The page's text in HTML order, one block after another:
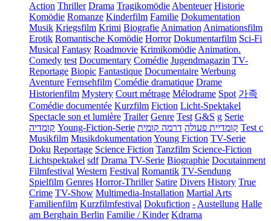
Action Thriller Drama TragikomödieAbenteuer Historie
Komödie Romanze Kinderfilm Familie Dokumentation
Musik Kriegsfilm Krimi BiografieAnimationAnimationsfilm
Erotik Romantische Komödie Horror Dokumentarfilm Sci-Fi
Musical Fantasy Roadmovie KrimikomödieAnimation.
Comedy test Documentary Comédie Jugendmagazin TV-
Reportage Biopic Fantastique Documentaire Werbung
Aventure Fernsehfilm Comédie dramatique Drame
Historienfilm Mystery Court métrage Mélodrame Spot 가족
Comédie documentée Kurzfilm Fiction Licht-Spektakel
Spectacle son et lumière Trailer Genre Test G&S g Serie
קומדיה Young-Fiction-Serie קומדיית פעולה דרמה קומית
Test c
Musikfilm MusikdokumentationYoung Fiction TV-Serie
Doku Reportage Science Fiction Tanzfilm Science-Fiction
Lichtspektakel sdf Drama TV-Serie Biographie Docutainment
Filmfestival Western Festival Romantik TV-Sendung
Spielfilm Genres Horror-Thriller Satire Divers History True
Crime TV-Show Multimedia-Installation Martial Arts
Familienfilm Kurzfilmfestival Dokufiction -Austellung Halle
am Berghain Berlin Familie / Kinder Kdrama